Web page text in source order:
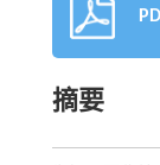
摘要